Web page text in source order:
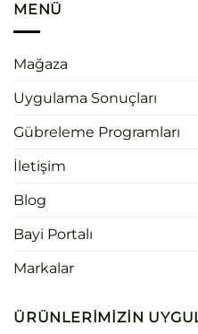
MENÜ
Mağaza
Uygulama Sonuçları
Gübreleme Programları
İletişim
Blog
Bayi Portalı
Markalar
ÜRÜNLERIMIZIN